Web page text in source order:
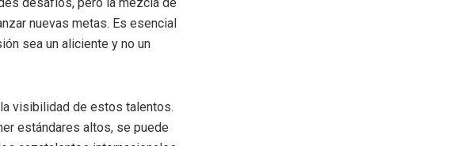
nuevas metas. Es esencial
sea un aliciente y no un
visibilidad de estos talentos.
estándares altos, se puede